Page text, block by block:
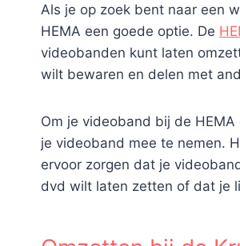
Als je op zoek bent naar een
HEMA een goede optie. De
videobanden kunt laten
wilt bewaren en delen met
Om je videoband bij de
je videoband mee te nemen.
ervoor zorgen dat je
dvd wilt laten zetten of dat je